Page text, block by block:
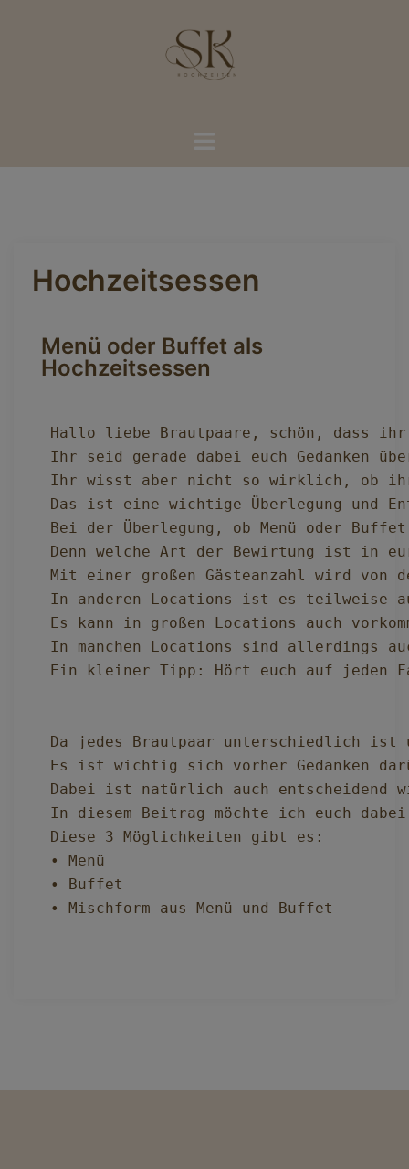
Hochzeitsessen
Menü oder Buffet als
Hochzeitsessen
Hallo liebe Brautpaare, schön, dass
Ihr seid gerade dabei euch Gedanken
Ihr wisst aber nicht so wirklich, ob ihr
Das ist eine wichtige Überlegung und
Bei der Überlegung, ob Menü oder
Denn welche Art der Bewirtung ist in
Mit einer großen Gästeanzahl wird von
In anderen Locations ist es teilweise
Es kann in großen Locations auch
In manchen Locations sind allerdings
Ein kleiner Tipp: Hört euch auf jeden
Da jedes Brautpaar unterschiedlich
Es ist wichtig sich vorher Gedanken
Dabei ist natürlich auch entscheidend
In diesem Beitrag möchte ich euch
Diese 3 Möglichkeiten gibt es:
• Menü
• Buffet
• Mischform aus Menü und Buffet